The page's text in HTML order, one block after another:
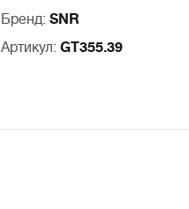
Бренд: SNR
Артикул: GT355.39